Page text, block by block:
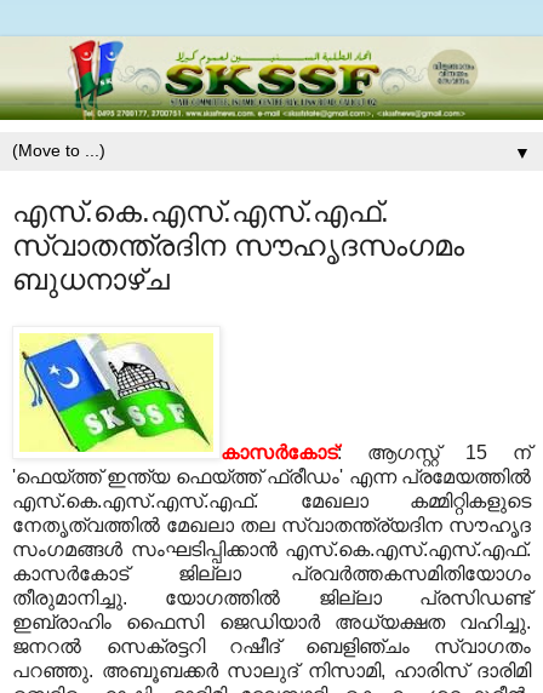
▼
എസ്.കെ.എസ്.എസ്.എഫ്.
സ്വാതന്ത്രദിന സൗഹൃദസംഗമം
ബുധനാഴ്ച
കാസര്‍കോട്: ആഗസ്റ്റ് 15 ന്
'ഫെയ്ത്ത് ഇന്ത്യ ഫെയ്ത്ത് ഫ്രീഡം' എന്ന പ്രമേയത്തില്‍
എസ്.കെ.എസ്.എസ്.എഫ്. മേഖലാ കമ്മിറ്റികളുടെ
നേതൃത്വത്തില്‍ മേഖലാ തല സ്വാതന്ത്ര്യദിന സൗഹൃദ
സംഗമങ്ങള്‍ സംഘടിപ്പിക്കാന്‍ എസ്.കെ.എസ്.എസ്.എഫ്.
കാസര്‍കോട് ജില്ലാ പ്രവര്‍ത്തകസമിതിയോഗം
തീരുമാനിച്ചു. യോഗത്തില്‍ ജില്ലാ പ്രസിഡണ്ട്
ഇബ്രാഹിം ഫൈസി ജെഡിയാര്‍ അധ്യക്ഷത വഹിച്ചു.
ജനറല്‍ സെക്രട്ടറി റഷീദ് ബെളിഞ്ചം സ്വാഗതം
പറഞ്ഞു. അബൂബക്കര്‍ സാലുദ് നിസാമി, ഹാരിസ് ദാരിമി